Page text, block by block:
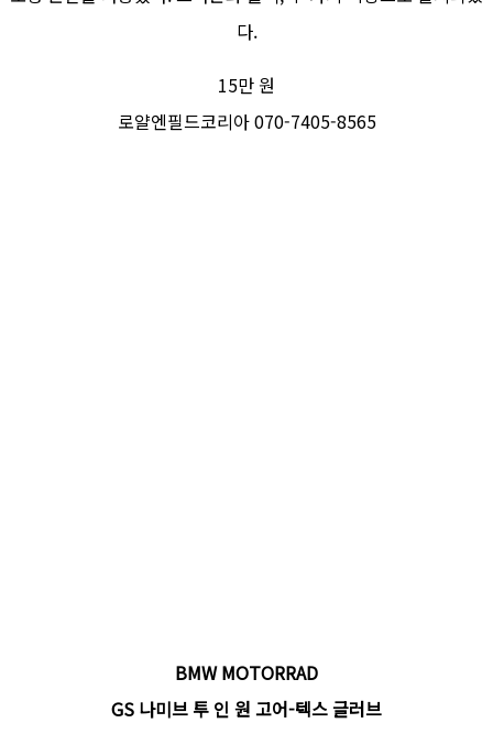
다.
15만 원
로얄엔필드코리아 070-7405-8565
BMW MOTORRAD
GS 나미브 투 인 원 고어-텍스 글러브